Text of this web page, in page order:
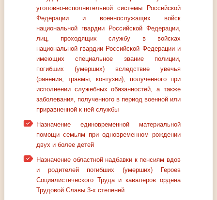
уголовно-исполнительной системы Российской
Федерации и военнослужащих войск
национальной гвардии Российской Федерации,
лиц, проходящих службу в войсках
национальной гвардии Российской Федерации и
имеющих специальное звание полиции,
погибших (умерших) вследствие увечья
(ранения, травмы, контузии), полученного при
исполнении служебных обязанностей, а также
заболевания, полученного в период военной или
приравненной к ней службы
Назначение единовременной материальной
помощи семьям при одновременном рождении
двух и более детей
Назначение областной надбавки к пенсиям вдов
и родителей погибших (умерших) Героев
Социалистического Труда и кавалеров ордена
Трудовой Славы 3-х степеней